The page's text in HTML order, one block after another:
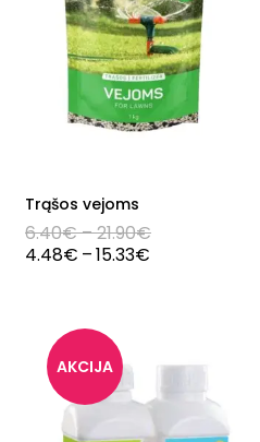
Trąšos vejoms
6.40€–21.90€
4.48€ –15.33€